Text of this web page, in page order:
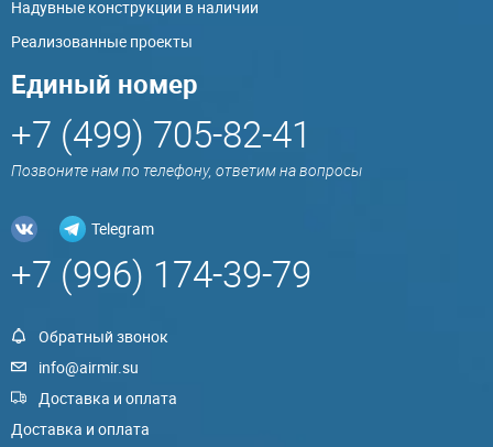
Надувные конструкции в наличии
Реализованные проекты
Единый номер
+7 (499) 705-82-41
Позвоните нам по телефону, ответим на вопросы
Telegram
+7 (996) 174-39-79
Обратный звонок
info@airmir.su
Доставка и оплата
Доставка и оплата